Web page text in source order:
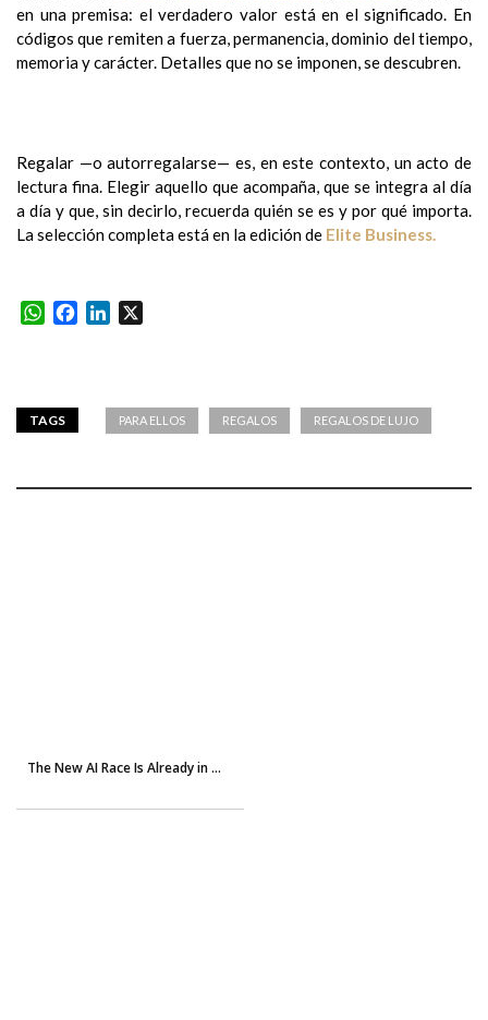
en una premisa: el verdadero valor está en el significado. En
códigos que remiten a fuerza, permanencia, dominio del tiempo,
memoria y carácter. Detalles que no se imponen, se descubren.
Regalar —o autorregalarse— es, en este contexto, un acto de
lectura fina. Elegir aquello que acompaña, que se integra al día
a día y que, sin decirlo, recuerda quién se es y por qué importa.
La selección completa está en la edición de Elite Business.
WhatsApp
FacebookLinkedIn
TAGS PARA ELLOS REGALOS REGALOS DE LUJO
The New AI Race Is Already in ...